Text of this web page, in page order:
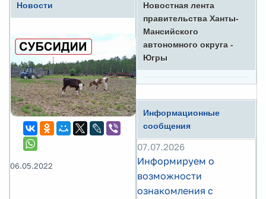
Новости
06.05.2022
Новостная лента
правительства Ханты-
Мансийского
автономного округа -
Югры
Информационные
сообщения
07.07.2026
Информируем о
возможности
ознакомления с